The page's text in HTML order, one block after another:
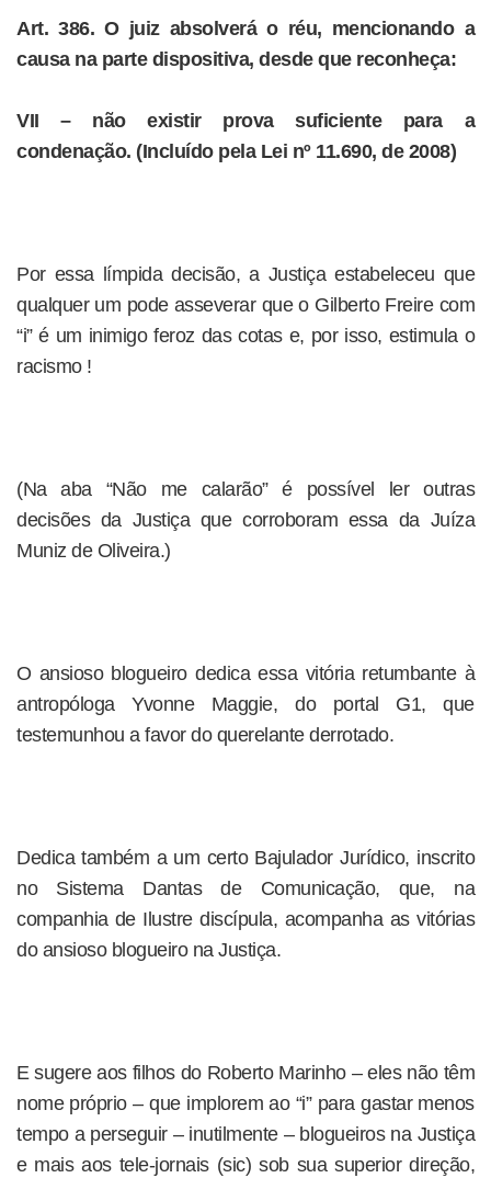
Art. 386. O juiz absolverá o réu, mencionando a
causa na parte dispositiva, desde que reconheça:
VII – não existir prova suficiente para a
condenação. (Incluído pela Lei nº 11.690, de 2008)
Por essa límpida decisão, a Justiça estabeleceu que
qualquer um pode asseverar que o Gilberto Freire com
“i” é um inimigo feroz das cotas e, por isso, estimula o
racismo !
(Na aba “Não me calarão” é possível ler outras
decisões da Justiça que corroboram essa da Juíza
Muniz de Oliveira.)
O ansioso blogueiro dedica essa vitória retumbante à
antropóloga Yvonne Maggie, do portal G1, que
testemunhou a favor do querelante derrotado.
Dedica também a um certo Bajulador Jurídico, inscrito
no Sistema Dantas de Comunicação, que, na
companhia de Ilustre discípula, acompanha as vitórias
do ansioso blogueiro na Justiça.
E sugere aos filhos do Roberto Marinho – eles não têm
nome próprio – que implorem ao “i” para gastar menos
tempo a perseguir – inutilmente – blogueiros na Justiça
e mais aos tele-jornais (sic) sob sua superior direção,